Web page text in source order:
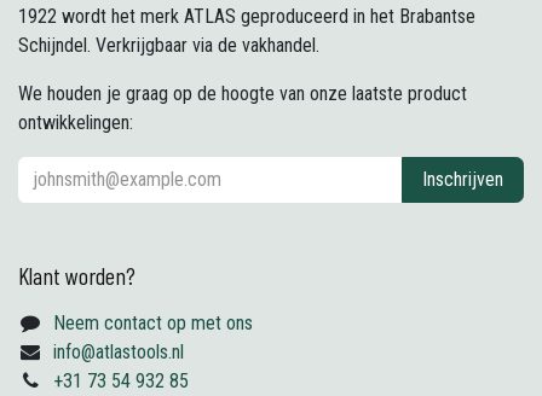
1922 wordt het merk ATLAS geproduceerd in het Brabantse
Schijndel. Verkrijgbaar via de vakhandel.
We houden je graag op de hoogte van onze laatste product
ontwikkelingen:
Inschrijven
Klant worden?
Neem contact op met ons
info@atlastools.nl
+31 73 54 932 85